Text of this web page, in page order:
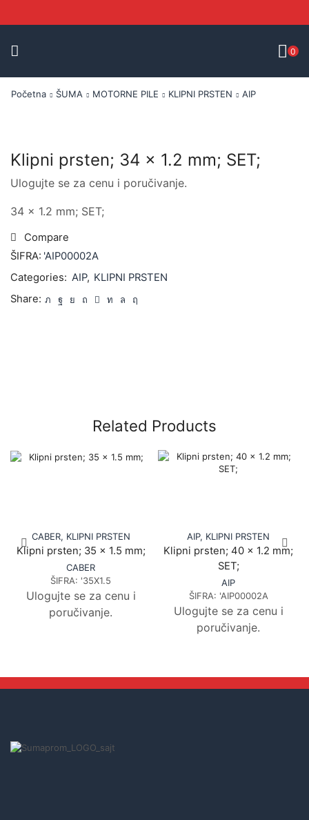
0
Početna ŠUMA MOTORNE PILE KLIPNI PRSTEN AIP
Klipni prsten; 34 x 1.2 mm; SET;
Ulogujte se za cenu i poručivanje.
34 x 1.2 mm; SET;
Compare
ŠIFRA: 'AIP00002A
Categories: AIP, KLIPNI PRSTEN
Share:
Related Products
CABER, KLIPNI PRSTEN
Klipni prsten; 35 x 1.5 mm;
CABER
ŠIFRA: '35X1.5
Ulogujte se za cenu i
poručivanje.
AIP, KLIPNI PRSTEN
Klipni prsten; 40 x 1.2 mm;
SET;
AIP
ŠIFRA: 'AIP00002A
Ulogujte se za cenu i
poručivanje.